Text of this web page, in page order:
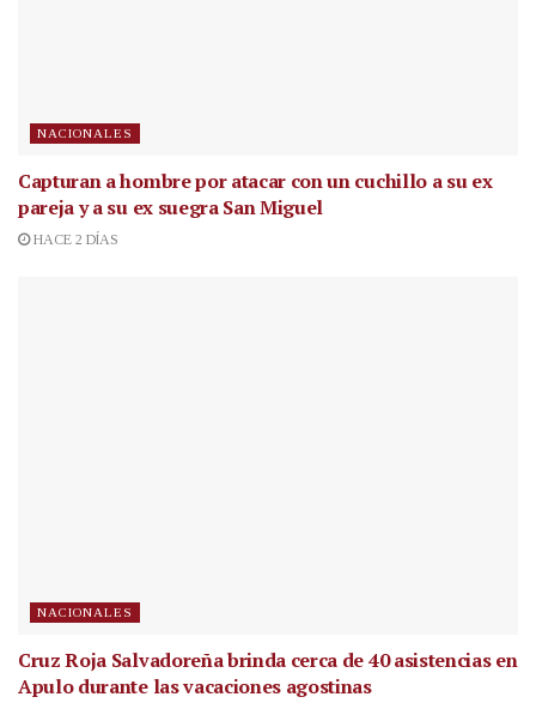
NACIONALES
Capturan a hombre por atacar con un cuchillo a su ex
pareja y a su ex suegra San Miguel
HACE 2 DÍAS
NACIONALES
Cruz Roja Salvadoreña brinda cerca de 40 asistencias en
Apulo durante las vacaciones agostinas